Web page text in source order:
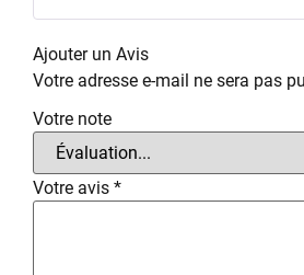
Ajouter un Avis
Votre adresse e-mail ne sera pas
Votre note
Votre avis *